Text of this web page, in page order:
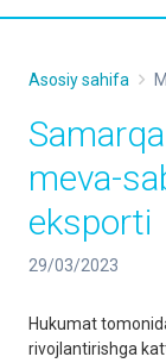
Asosiy sahifa
meva-
eksporti
29/03/2023
Hukumat
rivojlantirishga